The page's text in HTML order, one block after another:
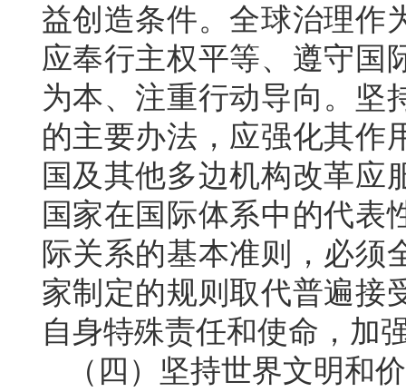
益创造条件。全球治理作
应奉行主权平等、遵守国
为本、注重行动导向。坚
的主要办法，应强化其作
国及其他多边机构改革应
国家在国际体系中的代表
际关系的基本准则，必须
家制定的规则取代普遍接
自身特殊责任和使命，加
（四）坚持世界文明和